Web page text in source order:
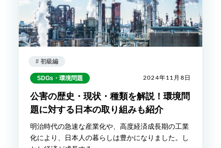
# 初級編
SDGs・環境問題 2024年11月8日
公害の歴史・現状・種類を解説！環境問
題に対する日本の取り組みも紹介
明治時代の急速な産業化や、高度経済成長期の工業
化により、日本人の暮らしは豊かになりました。し